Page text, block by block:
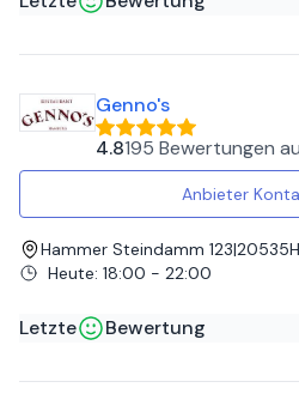
David A auf
Der Kochkurs war ein
zahlreiche kulinarische
und eine Menge direkt vom
Genno's
4.8195 Bewertungen
Anbieter
Hammer Steindamm 123|20535
Heute: 18:00 - 22:00
Letzte Bewertung
Kerstin B auf